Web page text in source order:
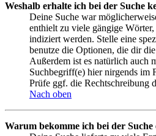
Weshalb erhalte ich bei der Suche
Deine Suche war
enthielt zu viele gängige
indiziert werden. Stelle eine
benutze die Optionen, die dir
Außerdem ist es natürlich auch
Suchbegriff(e) hier nirgends im
Prüfe ggf. die Rechtschreibung
Nach oben
Warum bekomme ich bei der Suche